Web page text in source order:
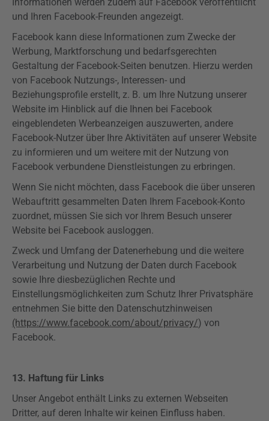
und Ihren Facebook-Freunden angezeigt.
Facebook kann diese Informationen zum Zwecke der
Werbung, Marktforschung und bedarfsgerechten
Gestaltung der Facebook-Seiten benutzen. Hierzu werden
von Facebook Nutzungs-, Interessen- und
Beziehungsprofile erstellt, z. B. um Ihre Nutzung unserer
Website im Hinblick auf die Ihnen bei Facebook
eingeblendeten Werbeanzeigen auszuwerten, andere
Facebook-Nutzer über Ihre Aktivitäten auf unserer Website
zu informieren und um weitere mit der Nutzung von
Facebook verbundene Dienstleistungen zu erbringen.
Wenn Sie nicht möchten, dass Facebook die über unseren
Webauftritt gesammelten Daten Ihrem Facebook-Konto
zuordnet, müssen Sie sich vor Ihrem Besuch unserer
Website bei Facebook ausloggen.
Zweck und Umfang der Datenerhebung und die weitere
Verarbeitung und Nutzung der Daten durch Facebook
sowie Ihre diesbezüglichen Rechte und
Einstellungsmöglichkeiten zum Schutz Ihrer Privatsphäre
entnehmen Sie bitte den Datenschutzhinweisen
(https://www.facebook.com/about/privacy/) von
Facebook.
13. Haftung für Links
Unser Angebot enthält Links zu externen Webseiten
Dritter, auf deren Inhalte wir keinen Einfluss haben.